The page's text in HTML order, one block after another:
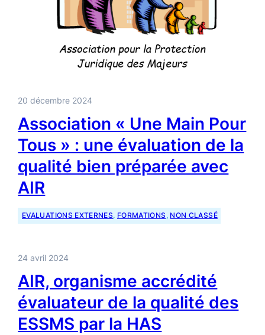
20 décembre 2024
Association « Une Main Pour
Tous » : une évaluation de la
qualité bien préparée avec
AIR
EVALUATIONS EXTERNES, FORMATIONS , NON CLASSÉ
24 avril 2024
AIR, organisme accrédité
évaluateur de la qualité des
ESSMS par la HAS